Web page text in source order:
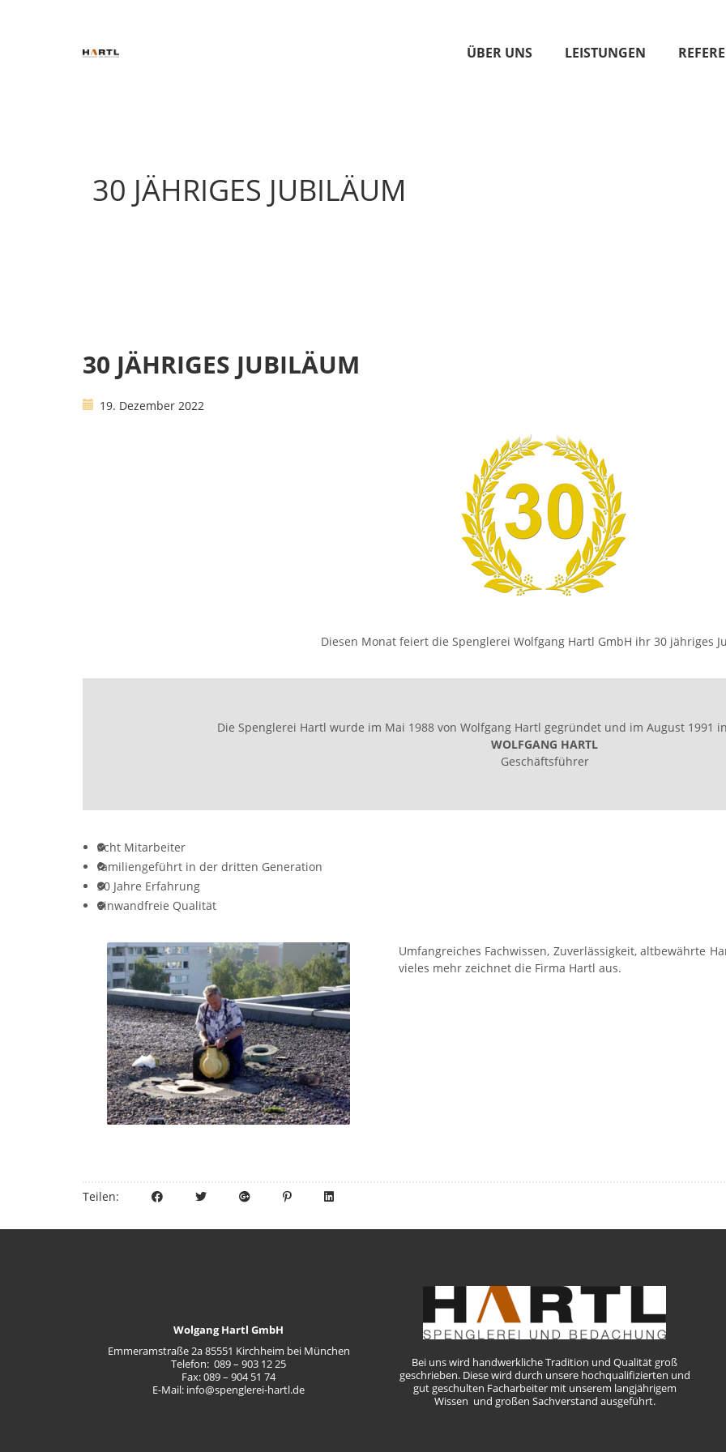
ÜBER UNS LEISTUNGEN
30 JÄHRIGES JUBILÄUM
30 JÄHRIGES JUBILÄUM
19. Dezember 2022
Diesen Monat feiert die Spenglerei Wolfgang Hartl GmbH ihr 30 jähriges
Die Spenglerei Hartl wurde im Mai 1988 von Wolfgang Hartl gegründet und im August 1991
WOLFGANG HARTL
Geschäftsführer
acht Mitarbeiter
familiengeführt in der dritten Generation
30 Jahre Erfahrung
einwandfreie Qualität
Umfangreiches Fachwissen, Zuverlässigkeit, altbewährte
vieles mehr zeichnet die Firma Hartl aus.
Teilen:
Wolgang Hartl GmbH
Emmeramstraße 2a 85551 Kirchheim bei München
Telefon: 089 – 903 12 25
Fax: 089 – 904 51 74
E-Mail: info@spenglerei-hartl.de
Bei uns wird handwerkliche Tradition und Qualität groß
geschrieben. Diese wird durch unsere hochqualifizierten und
gut geschulten Facharbeiter mit unserem langjährigem
Wissen und großen Sachverstand ausgeführt.